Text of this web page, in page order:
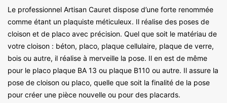
Le professionnel Artisan Cauret dispose d’une forte renommée
comme étant un plaquiste méticuleux. Il réalise des poses de
cloison et de placo avec précision. Quel que soit le matériau de
votre cloison : béton, placo, plaque cellulaire, plaque de verre,
bois ou autre, il réalise à merveille la pose. Il en est de même
pour le placo plaque BA 13 ou plaque B110 ou autre. Il assure la
pose de cloison ou placo, quelle que soit la finalité de la pose
pour créer une pièce nouvelle ou pour des placards.